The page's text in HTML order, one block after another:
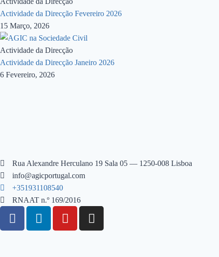
Actividade da Direcção Fevereiro 2026
15 Março, 2026
Actividade da Direcção
Actividade da Direcção Janeiro 2026
6 Fevereiro, 2026
Rua Alexandre Herculano 19 Sala 05 — 1250-008 Lisboa
info@agicportugal.com
+351931108540
RNAAT n.º 169/2016